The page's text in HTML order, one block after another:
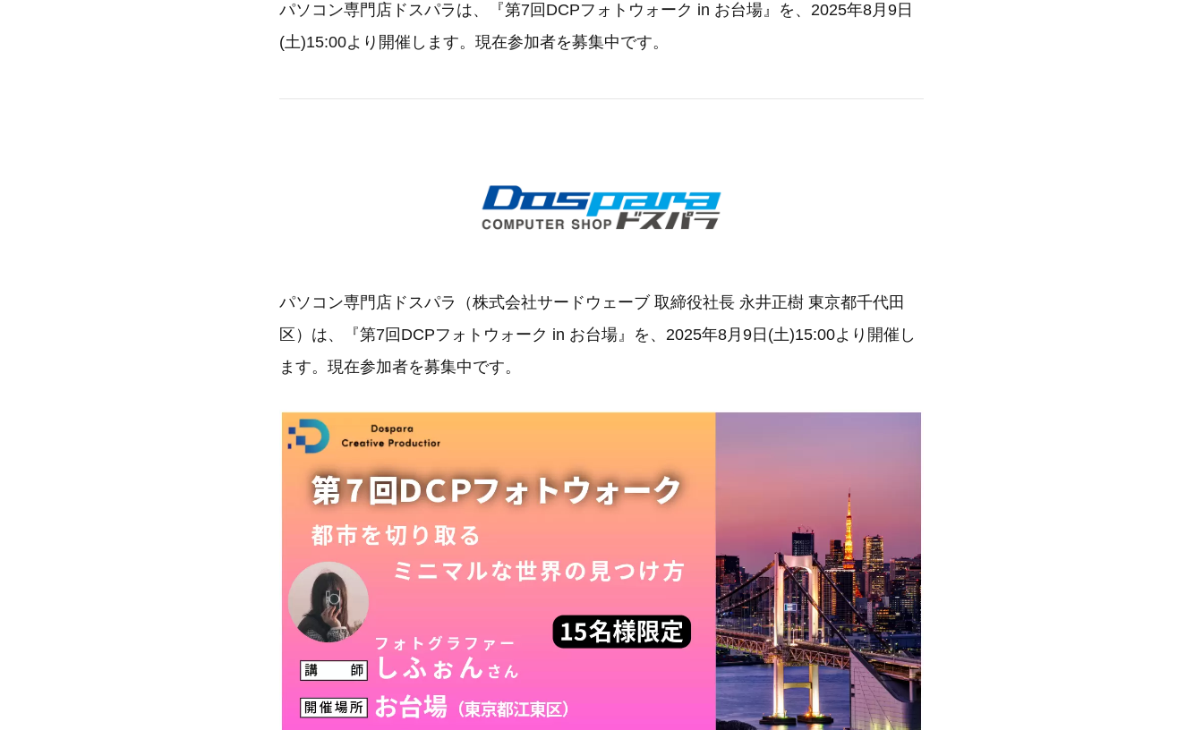
パソコン専門店ドスパラは、『第7回DCPフォトウォーク in お台場』を、2025年8月9日
(土)15:00より開催します。現在参加者を募集中です。
パソコン専門店ドスパラ（株式会社サードウェーブ 取締役社長 永井正樹 東京都千代田
区）は、『第7回DCPフォトウォーク in お台場』を、2025年8月9日(土)15:00より開催し
ます。現在参加者を募集中です。